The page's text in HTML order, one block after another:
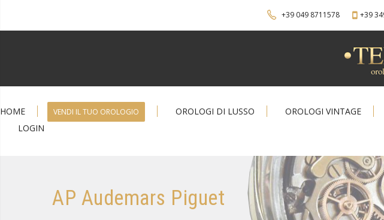
+39 049 8711578 +39
HOME VENDI IL TUO OROLOGIO OROLOGI DI LUSSO OROLOGI VINTAGE
LOGIN
AP Audemars Piguet